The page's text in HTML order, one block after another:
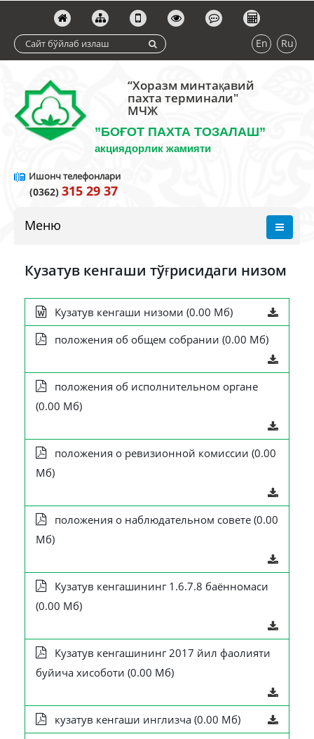
En Ru
“Хоразм минтақавий
пахта терминали"
МЧЖ
”БОҒОТ ПАХТА ТОЗАЛАШ”
акциядорлик жамияти
Ишонч телефонлари
(0362) 315 29 37
Меню
Кузатув кенгаши тўғрисидаги низом
Кузатув кенгаши низоми (0.00 Мб)
положения об общем собрании (0.00 Мб)
положения об исполнительном органе
(0.00 Мб)
положения о ревизионной комиссии (0.00
Мб)
положения о наблюдательном совете (0.00
Мб)
Кузатув кенгашининг 1.6.7.8 баённомаси
(0.00 Мб)
Кузатув кенгашининг 2017 йил фаолияти
буйича хисоботи (0.00 Мб)
кузатув кенгаши инглизча (0.00 Мб)